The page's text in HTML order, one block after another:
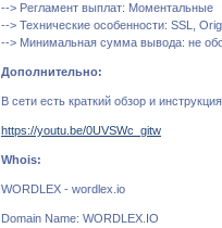
--> Регламент выплат: Моментальные
--> Технические особенности: SSL,
--> Минимальная сумма вывода: не
Дополнительно:
В сети есть краткий обзор и
https://youtu.be/0UVSWc_gitw
Whois:
WORDLEX - wordlex.io
Domain Name: WORDLEX.IO